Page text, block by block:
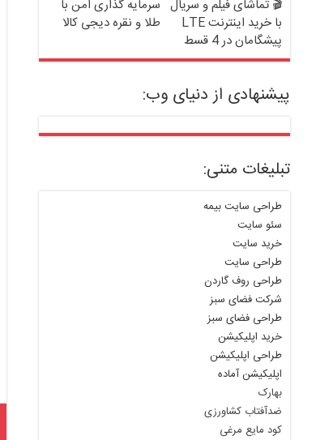
🎬 تماشای فیلم و سریال
با خرید اینترنت LTE
پیشگامان در 4 قسط
سرمایه گذاری امن با
طلا و نقره دیجی کالا
پیشنهادی از دنیای وب:
تبلیغات متنی:
طراحی سایت بیمه
سئو سایت
خرید سایت
طراحی سایت
طراحی روف گاردن
شرکت فضای سبز
طراحی فضای سبز
خرید اپلیکیشن
طراحی اپلیکیشن
اپلیکیشن آماده
بهارک
ضدآفتاب کشاورزی
کود مایع مرغی